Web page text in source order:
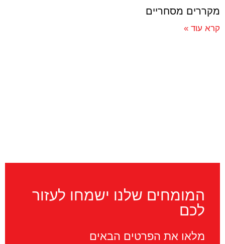
מקררים מסחריים
קרא עוד »
קרא עוד »
המומחים שלנו ישמחו לעזור
לכם
מלאו את הפרטים הבאים